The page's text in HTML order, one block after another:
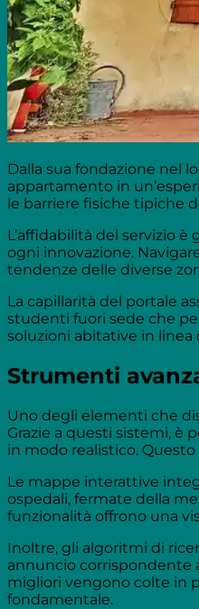
Dalla sua fondazione nel
appartamento in
le barriere fisiche tipiche
L’affidabilità del servizio
ogni innovazione.
tendenze delle diverse
La capillarità del portale
studenti fuori sede che
soluzioni abitative in
Strumenti
Uno degli elementi che
Grazie a questi sistemi, è
in modo realistico.
Le mappe interattive
ospedali, fermate della
funzionalità offrono una
Inoltre, gli algoritmi di
annuncio corrispondente
migliori vengono colte in
fondamentale.